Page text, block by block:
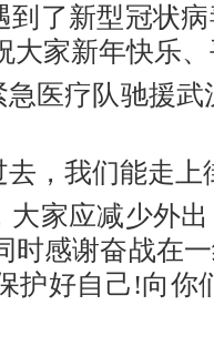
了新型冠状病
大家新年快乐
医疗队驰援武
，我们能走上
家应减少外出
时感谢奋战在
护好自己!向你